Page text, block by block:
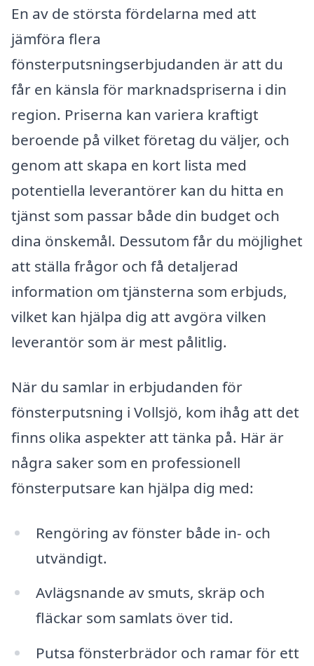
En av de största fördelarna med att
jämföra flera
fönsterputsningserbjudanden är att du
får en känsla för marknadspriserna i din
region. Priserna kan variera kraftigt
beroende på vilket företag du väljer, och
genom att skapa en kort lista med
potentiella leverantörer kan du hitta en
tjänst som passar både din budget och
dina önskemål. Dessutom får du möjlighet
att ställa frågor och få detaljerad
information om tjänsterna som erbjuds,
vilket kan hjälpa dig att avgöra vilken
leverantör som är mest pålitlig.
När du samlar in erbjudanden för
fönsterputsning i Vollsjö, kom ihåg att det
finns olika aspekter att tänka på. Här är
några saker som en professionell
fönsterputsare kan hjälpa dig med:
Rengöring av fönster både in- och
utvändigt.
Avlägsnande av smuts, skräp och
fläckar som samlats över tid.
Putsa fönsterbrädor och ramar för ett